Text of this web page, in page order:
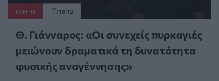
ΚΡΗΤΗ 18:12
Θ. Γιάνναρος: «Οι συνεχείς πυρκαγιές
μειώνουν δραματικά τη δυνατότητα
φυσικής αναγέννησης»